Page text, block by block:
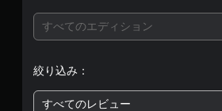
すべてのエディション
絞り込み：
すべてのレビュー